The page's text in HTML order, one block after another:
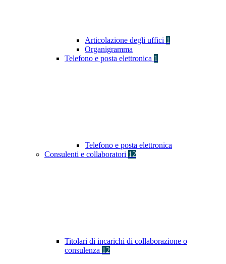
Articolazione degli uffici 1
Organigramma
Telefono e posta elettronica 1
Telefono e posta elettronica
Consulenti e collaboratori 12
Titolari di incarichi di collaborazione o
consulenza 12